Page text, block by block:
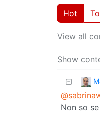
Hot
View all
Show
Non so